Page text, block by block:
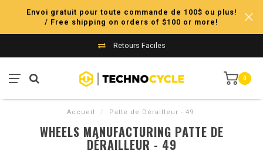
Envoi gratuit pour toute commande de 100$ ou plus!
/ Free shipping on orders of $100 or more!
Retours Faciles
0
Accueil / Patte de Dérailleur - 49
WHEELS MANUFACTURING PATTE DE
DÉRAILLEUR - 49